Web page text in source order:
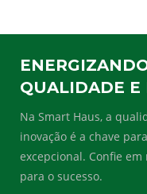
QUALIDADE E
Na Smart Haus, a
inovação é a chave
excepcional. Confie
para o sucesso.